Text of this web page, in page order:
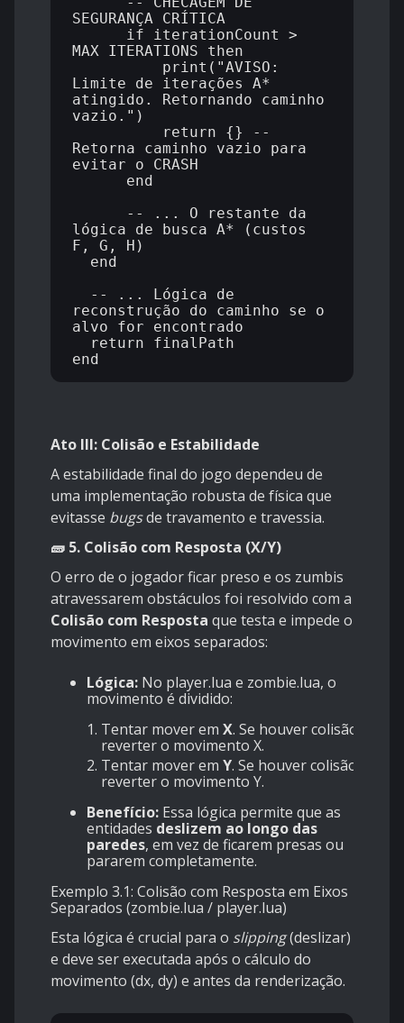
SEGURANÇA CRÍTICA
MAX_ITERATIONS then
Limite de iterações A*
atingido. Retornando caminho
vazio.")
Retorna caminho vazio para
evitar o CRASH
lógica de busca A* (custos
F, G, H)
reconstrução do caminho se o
alvo for encontrado
Ato III: Colisão e Estabilidade
A estabilidade final do jogo dependeu de
uma implementação robusta de física que
evitasse bugsde travamento e travessia.
🧱 5. Colisão com Resposta (X/Y)
O erro de o jogador ficar preso e os zumbis
atravessarem obstáculos foi resolvido com a
Colisão com Resposta que testa e impede o
movimento em eixos separados:
Lógica: No player.lua e zombie.lua, o
movimento é dividido:
Tentar mover em X. Se houver colisão,
reverter o movimento X.
Tentar mover em Y. Se houver colisão,
reverter o movimento Y.
Benefício: Essa lógica permite que as
entidades deslizem ao longo das
paredes, em vez de ficarem presas ou
pararem completamente.
Exemplo 3.1: Colisão com Resposta em Eixos
Separados (zombie.lua / player.lua)
Esta lógica é crucial para o slipping(deslizar)
e deve ser executada após o cálculo do
movimento (dx, dy) e antes da renderização.